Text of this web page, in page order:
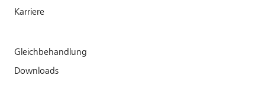
Karriere
Gleichbehandlung
Downloads